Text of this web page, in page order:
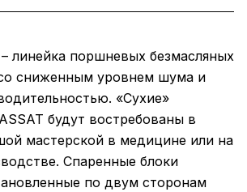
– линейка поршневых безмасляных
сниженным уровнем шума и
«Сухие»
будут востребованы в
мастерской в медицине или на
Спаренные блоки
по двум сторонам